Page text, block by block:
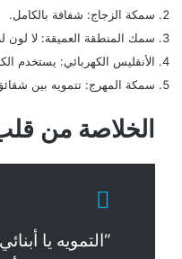
سمكة الزجاج: شفافة بالكامل.
سمك المنطقة العميقة: لا لون
الأنقليس الكهربائي: يستخدم
سمكة المهرج: تتمويه بين
الخلاصة من
“التمويه يا